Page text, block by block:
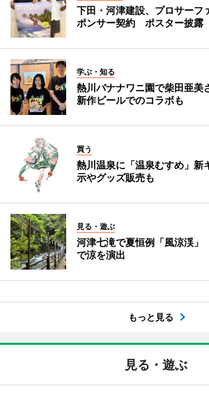
下田・河津建設、プロサーフ
ポンサー契約 ポスター披露
学ぶ・知る
熱川バナナワニ園で柴田亜
新作ビールでのコラボも
買う
熱川温泉に「温泉むすめ」
示やグッズ販売も
見る・遊ぶ
河津七滝で夏恒例「風涼渓
で涼を演出
もっと見る
見る・遊ぶ